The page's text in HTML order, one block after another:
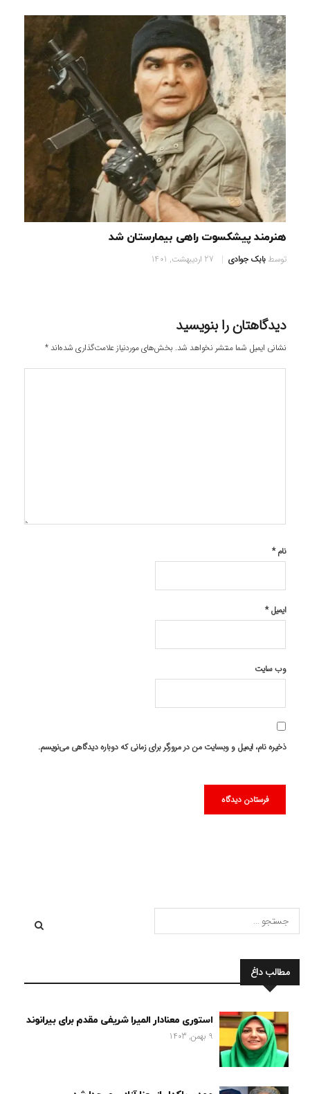
هنرمند پیشکسوت راهی بیمارستان شد
توسطبابک جوادی 27 اردیبهشت, 1401
دیدگاهتان را بنویسید
نشانی ایمیل شما منتشر نخواهد شد. بخش‌های موردنیاز علامت‌گذاری شده‌اند*
نام*
ایمیل*
وب‌ سایت
ذخیره نام، ایمیل و وبسایت من در مرورگر برای زمانی که دوباره دیدگاهی می‌نویسم.
مطالب داغ
استوری معنادار المیرا شریفی مقدم برای بیرانوند
9 بهمن, 1403